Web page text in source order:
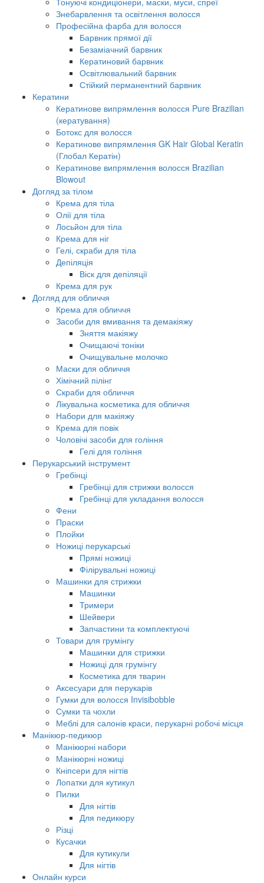
Знебарвлення та освітлення волосся
Професійна фарба для волосся
Барвник прямої дії
Безаміачний барвник
Кератиновий барвник
Освітлювальний барвник
Стійкий перманентний барвник
Кератини
Кератинове випрямлення волосся Pure Brazilian
(кератування)
Ботокс для волосся
Кератинове випрямлення GK Hair Global Keratin
(Глобал Кератін)
Кератинове випрямлення волосся Brazilian
Blowout
Догляд за тілом
Крема для тіла
Олії для тіла
Лосьйон для тіла
Крема для ніг
Гелі, скраби для тіла
Депіляція
Віск для депіляції
Крема для рук
Догляд для обличчя
Крема для обличчя
Засоби для вмивання та демакіяжу
Зняття макіяжу
Очищаючі тоніки
Очищувальне молочко
Маски для обличчя
Хімічний пілінг
Скраби для обличчя
Лікувальна косметика для обличчя
Набори для макіяжу
Крема для повік
Чоловічі засоби для гоління
Гелі для гоління
Перукарський інструмент
Гребінці
Гребінці для стрижки волосся
Гребінці для укладання волосся
Фени
Праски
Плойки
Ножиці перукарські
Прямі ножиці
Філірувальні ножиці
Машинки для стрижки
Машинки
Тримери
Шейвери
Запчастини та комплектуючі
Товари для грумінгу
Машинки для стрижки
Ножиці для грумінгу
Косметика для тварин
Аксесуари для перукарів
Гумки для волосся Invisibobble
Сумки та чохли
Меблі для салонів краси, перукарні робочі місця
Манікюр-педикюр
Манікюрні набори
Манікюрні ножиці
Кніпсери для нігтів
Лопатки для кутикул
Пилки
Для нігтів
Для педикюру
Різці
Кусачки
Для кутикули
Для нігтів
Онлайн курси